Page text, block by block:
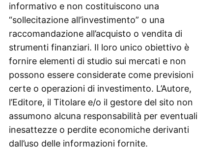
informativo e non costituiscono una
“sollecitazione all’investimento” o una
raccomandazione all’acquisto o vendita di
strumenti finanziari. Il loro unico obiettivo è
fornire elementi di studio sui mercati e non
possono essere considerate come previsioni
certe o operazioni di investimento. L’Autore,
l’Editore, il Titolare e/o il gestore del sito non
assumono alcuna responsabilità per eventuali
inesattezze o perdite economiche derivanti
dall’uso delle informazioni fornite.